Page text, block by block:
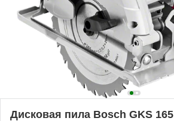
Дисковая пила Bosch GKS 165